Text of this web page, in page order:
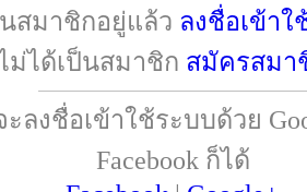
นสมาชิกอยู่แล้ว ลงชื่อเข้าใ
ม่ได้เป็นสมาชิก สมัครสมา
ะลงชื่อเข้าใช้ระบบด้วย
Facebook ก็ได้